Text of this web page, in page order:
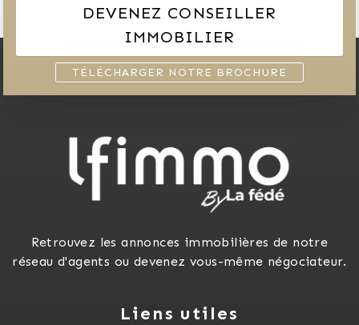
DEVENEZ CONSEILLER
IMMOBILIER
TÉLÉCHARGER NOTRE BROCHURE
Retrouvez les annonces immobilières de notre
réseau d'agents ou devenez vous-même négociateur.
Liens utiles